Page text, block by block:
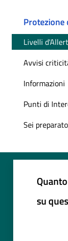
Protezione
Livelli
Avvisi
Informazioni
Punti di
Sei
su